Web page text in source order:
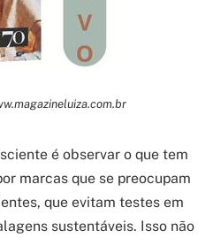
é observar o que tem
marcas que se preocupam
que evitam testes em
sustentáveis. Isso não